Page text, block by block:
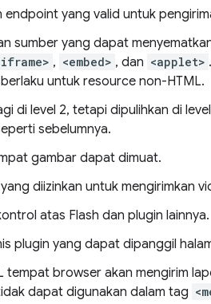
endpoint yang valid untuk
sumber yang dapat
, <embed> , dan <applet>
untuk resource non-HTML.
di level 2, tetapi dipulihkan di
sebelumnya.
gambar dapat dimuat.
diizinkan untuk mengirimkan
atas Flash dan plugin lainnya.
plugin yang dapat dipanggil
tempat browser akan mengirim
dapat digunakan dalam tag